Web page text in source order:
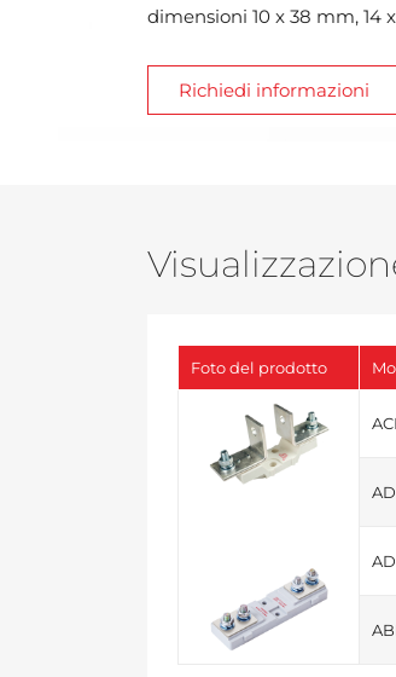
dimensioni 10 x 38 mm, 14
Richiedi informazioni
Foto del prodotto